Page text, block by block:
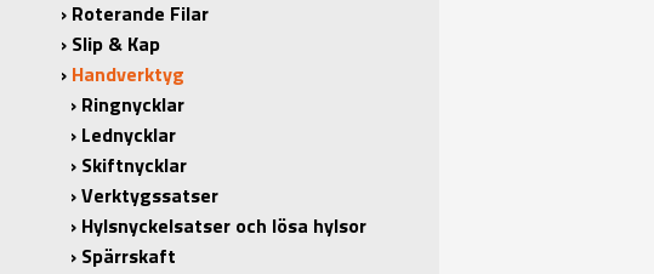
Roterande Filar
Slip & Kap
Handverktyg
Ringnycklar
Lednycklar
Skiftnycklar
Verktygssatser
Hylsnyckelsatser och lösa hylsor
Spärrskaft